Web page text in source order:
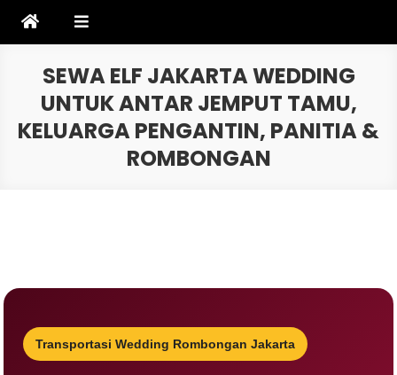
SEWA ELF JAKARTA WEDDING
UNTUK ANTAR JEMPUT TAMU,
KELUARGA PENGANTIN, PANITIA &
ROMBONGAN
Transportasi Wedding Rombongan Jakarta